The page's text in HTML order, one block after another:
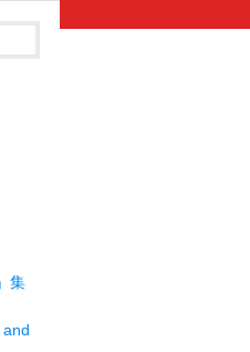
集